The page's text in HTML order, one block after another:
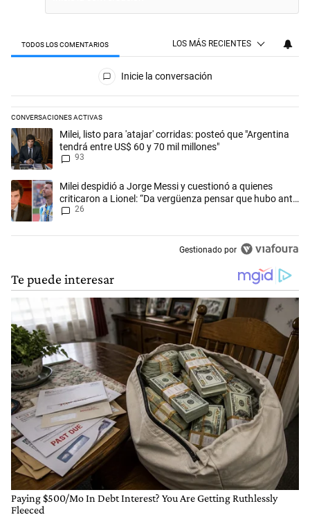
TODOS LOS COMENTARIOS LOS MÁS RECIENTES
Todos los comentarios
Inicie la conversación
CONVERSACIONES ACTIVAS
Este listado muestra los artículos con más comentarios en los
Un artículo de tendencia con el título "Milei, listo para 'atajar'
Milei, listo para 'atajar' corridas: posteó que "Argentina
tendrá entre US$ 60 y 70 mil millones"
93
Un artículo de tendencia con el título "Milei despidió a Jorge Messi y
Milei despidió a Jorge Messi y cuestionó a quienes
criticaron a Lionel: “Da vergüenza pensar que hubo anti-
Messi”
26
Gestionado por